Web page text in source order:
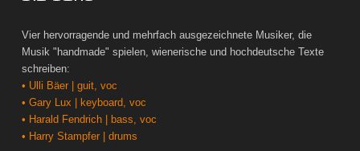
Vier hervorragende und mehrfach ausgezeichnete Musiker, die
Musik "handmade" spielen, wienerische und hochdeutsche Texte
schreiben:
• Ulli Bäer | guit, voc
• Gary Lux | keyboard, voc
• Harald Fendrich | bass, voc
• Harry Stampfer | drums